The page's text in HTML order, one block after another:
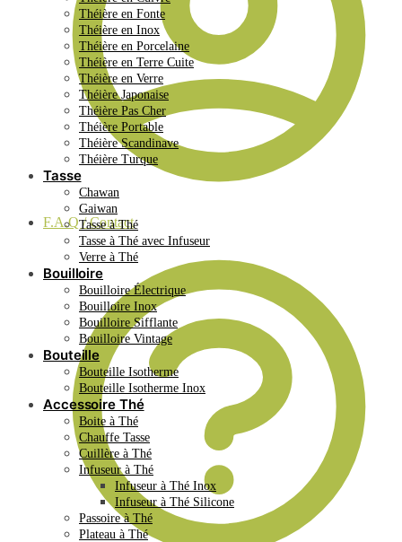
F.A.Q / Contact
Théière en Fonte
Théière en Inox
Théière en Porcelaine
Théière en Terre Cuite
Théière en Verre
Théière Japonaise
Théière Pas Cher
Théière Portable
Théière Scandinave
Théière Turque
Tasse
Chawan
Gaiwan
Tasse à Thé
Tasse à Thé avec Infuseur
Verre à Thé
Bouilloire
Bouilloire Électrique
Bouilloire Inox
Bouilloire Sifflante
Bouilloire Vintage
Bouteille
Bouteille Isotherme
Bouteille Isotherme Inox
Accessoire Thé
Boite à Thé
Chauffe Tasse
Cuillère à Thé
Infuseur à Thé
Infuseur à Thé Inox
Infuseur à Thé Silicone
Passoire à Thé
Plateau à Thé